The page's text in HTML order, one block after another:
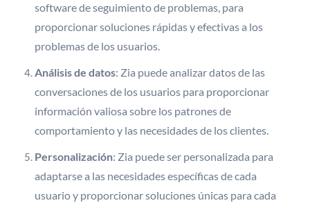
software de seguimiento de problemas, para
proporcionar soluciones rápidas y efectivas a los
problemas de los usuarios.
Análisis de datos: Zia puede analizar datos de las
conversaciones de los usuarios para proporcionar
información valiosa sobre los patrones de
comportamiento y las necesidades de los clientes.
Personalización: Zia puede ser personalizada para
adaptarse a las necesidades específicas de cada
usuario y proporcionar soluciones únicas para cada